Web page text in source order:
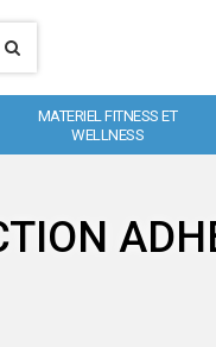
MATERIEL FITNESS ET
WELLNESS